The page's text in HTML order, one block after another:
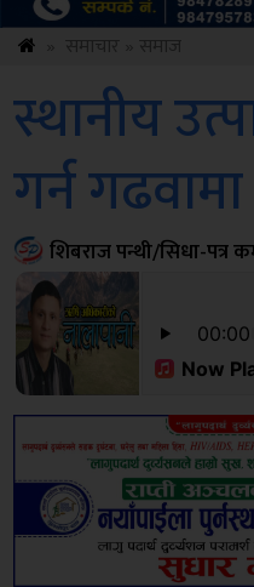
स्थानीय
गर्न
शिबराज पन्थी/सिधा-पत्र